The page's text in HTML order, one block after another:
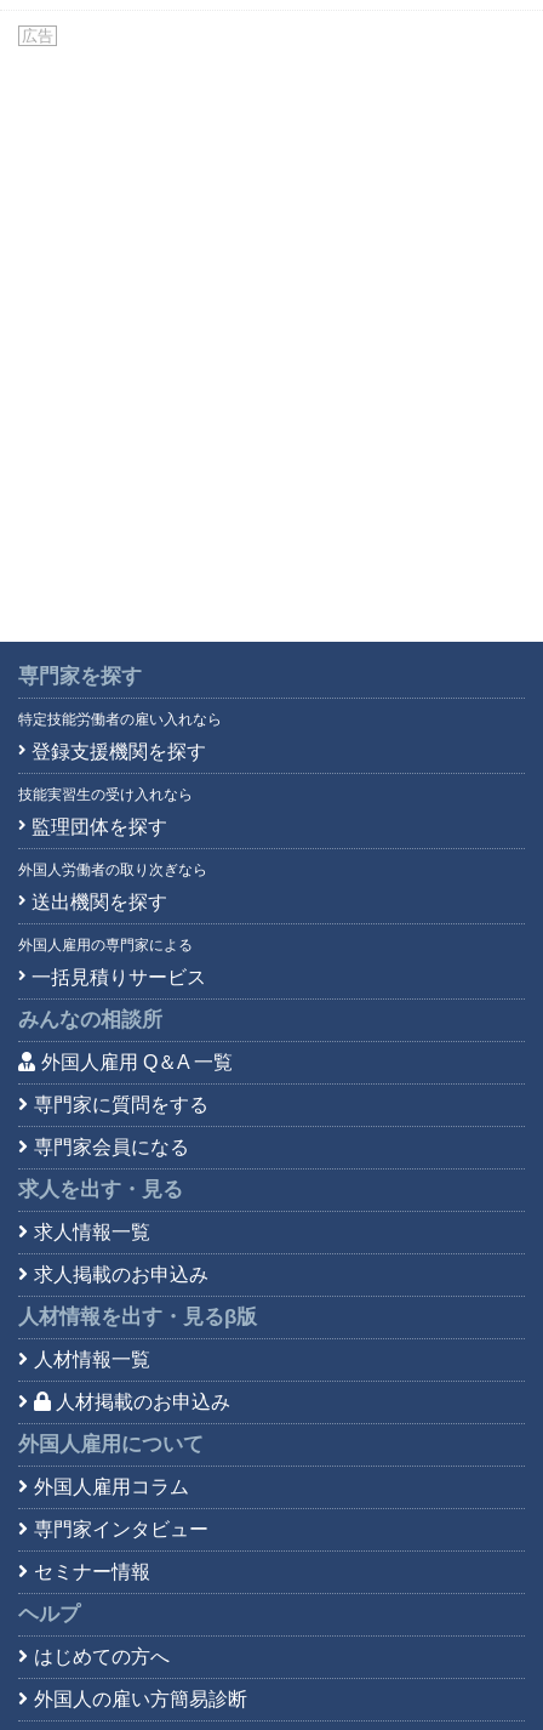
広告
専門家を探す
特定技能労働者の雇い入れなら
登録支援機関を探す
技能実習生の受け入れなら
監理団体を探す
外国人労働者の取り次ぎなら
送出機関を探す
外国人雇用の専門家による
一括見積りサービス
みんなの相談所
外国人雇用 Q＆A 一覧
専門家に質問をする
専門家会員になる
求人を出す・見る
求人情報一覧
求人掲載のお申込み
人材情報を出す・見るβ版
人材情報一覧
人材掲載のお申込み
外国人雇用について
外国人雇用コラム
専門家インタビュー
セミナー情報
ヘルプ
はじめての方へ
外国人の雇い方簡易診断